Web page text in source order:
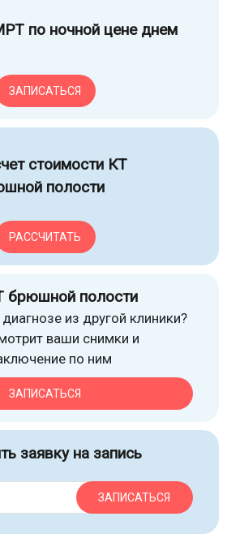
по ночной цене днем
ЗАПИСАТЬСЯ
стоимости КТ
полости
РАССЧИТАТЬ
брюшной полости
из другой клиники?
ваши снимки и
по ним
ЗАПИСАТЬСЯ
заявку на запись
ЗАПИСАТЬСЯ